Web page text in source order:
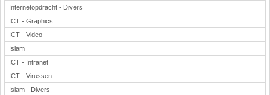
Internetopdracht - Divers
ICT - Graphics
ICT - Video
Islam
ICT - Intranet
ICT - Virussen
Islam - Divers